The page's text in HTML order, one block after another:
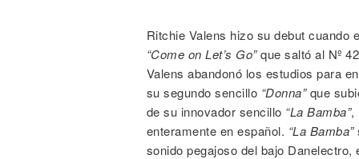
Ritchie Valens hizo su debut cuando
“Come on Let’s Go”que saltó al Nº
Valens abandonó los estudios para
su segundo sencillo “Donna”que
de su innovador sencillo “La Bamba”,
enteramente en español. “La Bamba”
sonido pegajoso del bajo